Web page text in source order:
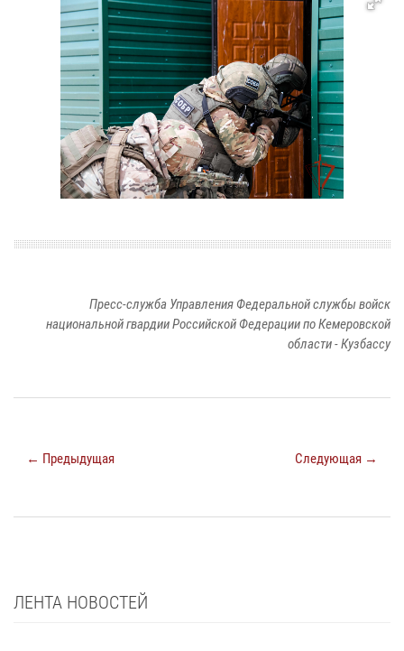
Пресс-служба Управления Федеральной службы войск
национальной гвардии Российской Федерации по Кемеровской
области - Кузбассу
← Предыдущая Следующая →
ЛЕНТА НОВОСТЕЙ